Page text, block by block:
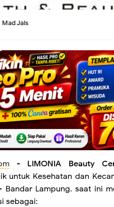
Mad Jais
- LIMONIA Beauty
untuk Kesehatan dan
Bandar Lampung. saat ini
sebagai: